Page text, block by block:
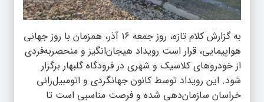
به گزارش کلام تازه، روز جمعه ۱۶ آذر، همزمان با روز جهانی
هواپیمایی، قرار است رویداد هیجان‌انگیز و منحصر‌به‌فردی
از خودروهای کلاسیک و شهری در فرودگاه گلبهار برگزار
شود. این رویداد توسط کانون جهانگردی و اتومبیل‌رانی
خراسان سازمان‌دهی شده و فرصت مناسبی است تا